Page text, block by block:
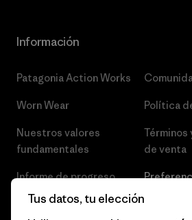
Información
Patagonia Action Works
Worn Wear
Nuestros valores
fundamentales
Informe de progreso
Business Unusual
Política
Términos
de venta
Empleo
Tus datos, tu elección